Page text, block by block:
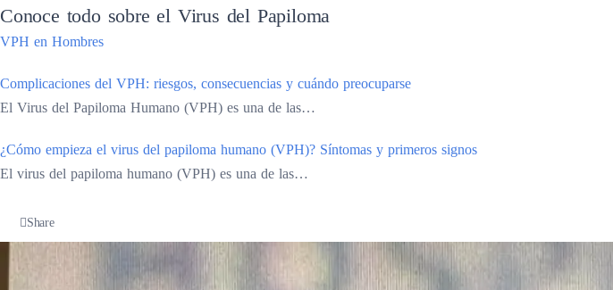
Conoce todo sobre el Virus del Papiloma
VPH en Hombres
Complicaciones del VPH: riesgos, consecuencias y cuándo preocuparse
El Virus del Papiloma Humano (VPH) es una de las…
¿Cómo empieza el virus del papiloma humano (VPH)? Síntomas y primeros signos
El virus del papiloma humano (VPH) es una de las…
Share